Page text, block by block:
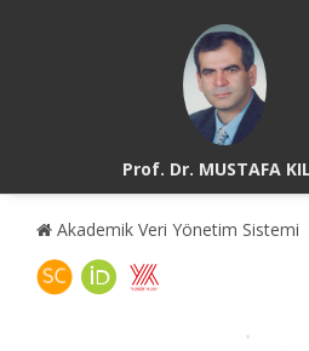
Prof. Dr. MUSTAFA
Akademik Veri Yönetim Sistemi